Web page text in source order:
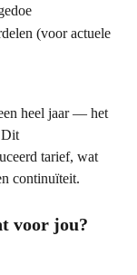
(voor actuele
heel jaar — het
Dit
tarief, wat
continuïteit.
voor jou?